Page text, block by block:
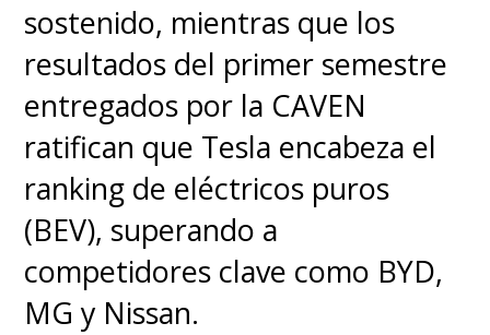
sostenido, mientras que los
resultados del primer semestre
entregados por la CAVEN
ratifican que Tesla encabeza el
ranking de eléctricos puros
(BEV), superando a
competidores clave como BYD,
MG y Nissan.